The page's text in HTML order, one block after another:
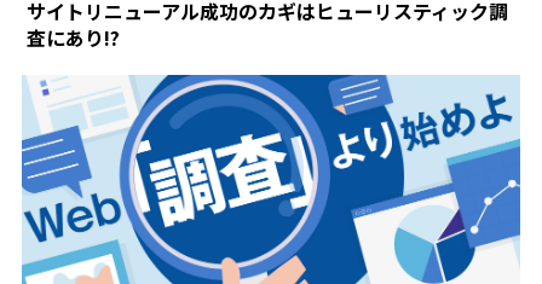
サイトリニューアル成功のカギはヒューリスティック調
査にあり!?